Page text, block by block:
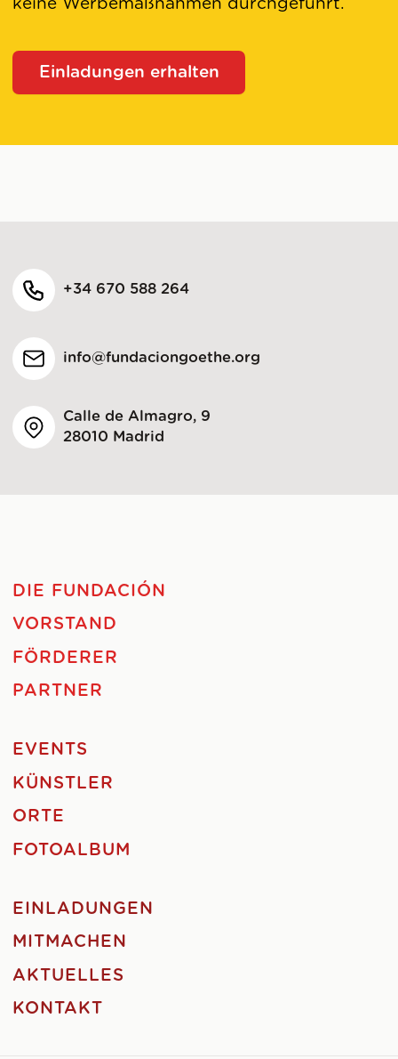
keine Werbemaßnahmen durchgeführt.
Einladungen erhalten
+34 670 588 264
info@fundaciongoethe.org
Calle de Almagro, 9
28010 Madrid
DIE FUNDACIÓN
VORSTAND
FÖRDERER
PARTNER
EVENTS
KÜNSTLER
ORTE
FOTOALBUM
EINLADUNGEN
MITMACHEN
AKTUELLES
KONTAKT